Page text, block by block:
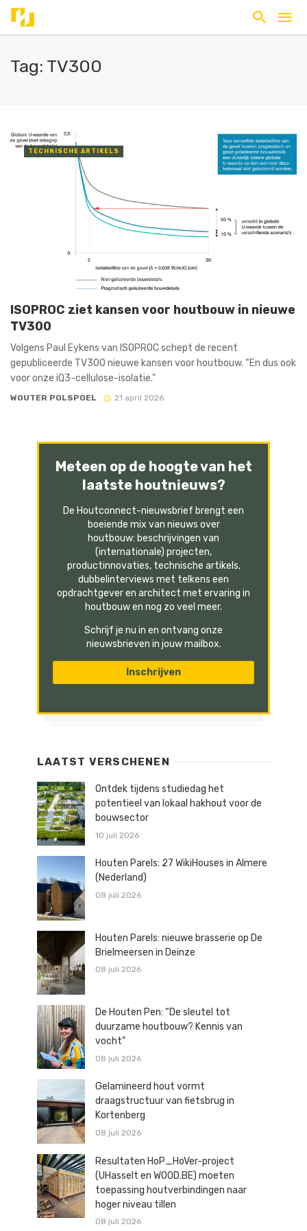
Tag: TV300
TECHNISCHE ARTIKELS
ISOPROC ziet kansen voor houtbouw in nieuwe
TV300
Volgens Paul Eykens van ISOPROC schept de recent
gepubliceerde TV300 nieuwe kansen voor houtbouw. “En dus ook
voor onze iQ3-cellulose-isolatie."
WOUTER POLSPOEL 21 april 2026
Meteen op de hoogte van het
laatste houtnieuws?
De Houtconnect-nieuwsbrief brengt een
boeiende mix van nieuws over
houtbouw: beschrijvingen van
(internationale) projecten,
productinnovaties, technische artikels,
dubbelinterviews met telkens een
opdrachtgever en architect met ervaring in
houtbouw en nog zo veel meer.
Schrijf je nu in en ontvang onze
nieuwsbrieven in jouw mailbox.
LAATST VERSCHENEN
Ontdek tijdens studiedag het
potentieel van lokaal hakhout voor de
bouwsector
10 juli 2026
Houten Parels: 27 WikiHouses in Almere
(Nederland)
08 juli 2026
Houten Parels: nieuwe brasserie op De
Brielmeersen in Deinze
08 juli 2026
De Houten Pen: “De sleutel tot
duurzame houtbouw? Kennis van
vocht”
08 juli 2026
Gelamineerd hout vormt
draagstructuur van fietsbrug in
Kortenberg
08 juli 2026
Resultaten HoP_HoVer-project
(UHasselt en WOOD.BE) moeten
toepassing houtverbindingen naar
hoger niveau tillen
08 juli 2026